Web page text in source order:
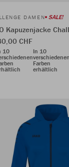
DAMEN SALE!
Kapuzenjacke
CHF
10
In 10
Farben
erhältlich